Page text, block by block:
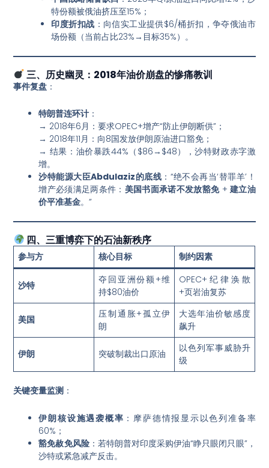
特份额被俄油挤压至15%；
印度折扣战 ：向信实工业提供$6/桶折扣，争夺俄油市
场份额（当前占比23%→目标35%）。
三、历史幽灵：2018年油价崩盘的惨痛教训
事件复盘 ：
特朗普连环计 ：
→ 2018年6月：要求OPEC+增产“防止伊朗断供”；
→ 2018年11月：向8国发放伊朗原油进口豁免；
→ 结果：油价暴跌44%（$86→$48），沙特财政赤字激
增。
沙特能源大臣Abdulaziz的底线 ：“绝不会再当‘替罪羊’！
增产必须满足两条件： 美国书面承诺不发放豁免+建立油
价平准基金。”
四、三重博弈下的石油新秩序
参与方 核心目标 制约因素
沙特
夺回亚洲份额+维
持$80油价
OPEC+纪律涣散
+页岩油复苏
美国
压制通胀+孤立伊
朗
大选年油价敏感度
飙升
伊朗 突破制裁出口原油
以色列军事威胁升
级
关键变量监测 ：
伊朗核设施遇袭概率 ：摩萨德情报显示以色列准备率
60%；
豁免赦免风险：若特朗普对印度采购伊油“睁只眼闭只眼”，
沙特或紧急减产反击。